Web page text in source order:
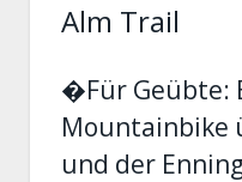
Alm Trail
�Für Geübte:
Mountainbike
und der